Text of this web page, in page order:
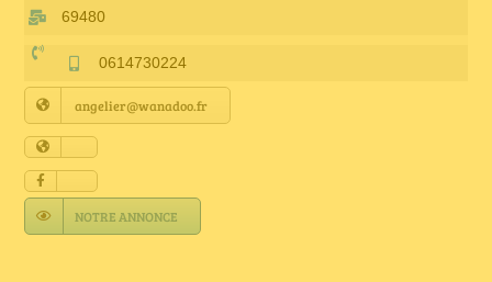
Petites annonces
Annuaire Fournisseurs
Actualités
Contact
69480
0614730224
angelier@wanadoo.fr
NOTRE ANNONCE